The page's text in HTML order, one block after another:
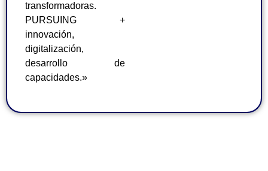
transformadoras.
PURSUING +
innovación,
digitalización,
desarrollo de
capacidades.»